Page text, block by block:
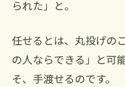
られた」と。
任せるとは、丸投げの
の人ならできる」と可
そ、手渡せるのです。